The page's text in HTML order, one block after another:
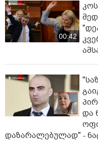
00:42
და
დაზარალებულად" -